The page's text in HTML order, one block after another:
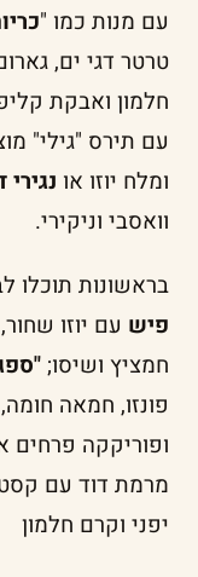
עם מנות כמו "
טרטר דגי ים,
חלמון ואבקת
עם תירס "גילי"
ומלח יוזו או
וואסבי וניקירי.
בראשונות תוכלו לבחור 2
פיש עם יוזו
חמציץ ושיסו;
פונזו, חמאה
ופוריקקה פרחים
מרמת דוד עם
יפני וקרם חלמון